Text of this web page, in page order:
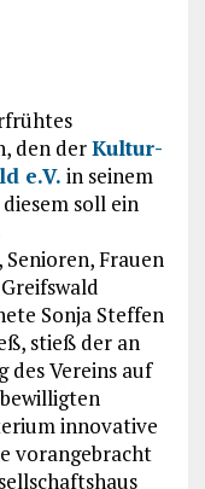
den derKultur-
e.V. in seinem
soll ein
Frauen
Sonja Steffen
stieß der an
Vereins auf
innovative
vorangebracht